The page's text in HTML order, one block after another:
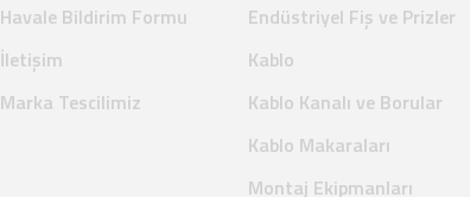
Havale Bildirim Formu
İletişim
Marka Tescilimiz
Endüstriyel Fiş ve Prizler
Kablo
Kablo Kanalı ve Borular
Kablo Makaraları
Montaj Ekipmanları